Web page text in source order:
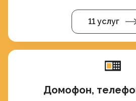
11 услуг
Домофон,